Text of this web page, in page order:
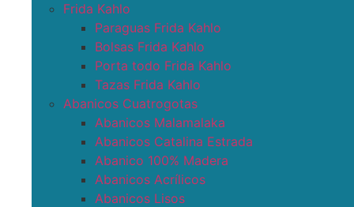
Frida Kahlo
Paraguas Frida Kahlo
Bolsas Frida Kahlo
Porta todo Frida Kahlo
Tazas Frida Kahlo
Abanicos Cuatrogotas
Abanicos Malamalaka
Abanicos Catalina Estrada
Abanico 100% Madera
Abanicos Acrílicos
Abanicos Lisos